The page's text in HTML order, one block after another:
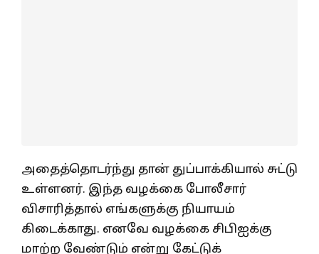
அதைத்தொடர்ந்து தான் துப்பாக்கியால் சுட்டு
உள்ளனர். இந்த வழக்கை போலீசார்
விசாரித்தால் எங்களுக்கு நியாயம்
கிடைக்காது. எனவே வழக்கை சிபிஐக்கு
மாற்ற வேண்டும் என்று கேட்டுக்